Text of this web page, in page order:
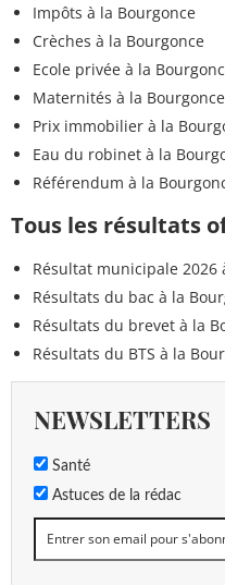
Impôts à la Bourgonce
Crèches à la Bourgonce
Ecole privée à la
Maternités à la Bourgonce
Prix immobilier à la
Eau du robinet à la
Référendum à la
Tous les résultats
Résultat municipale 2026
Résultats du bac à la
Résultats du brevet à la
Résultats du BTS à la
NEWSLETTERS
Santé
Astuces de la rédac